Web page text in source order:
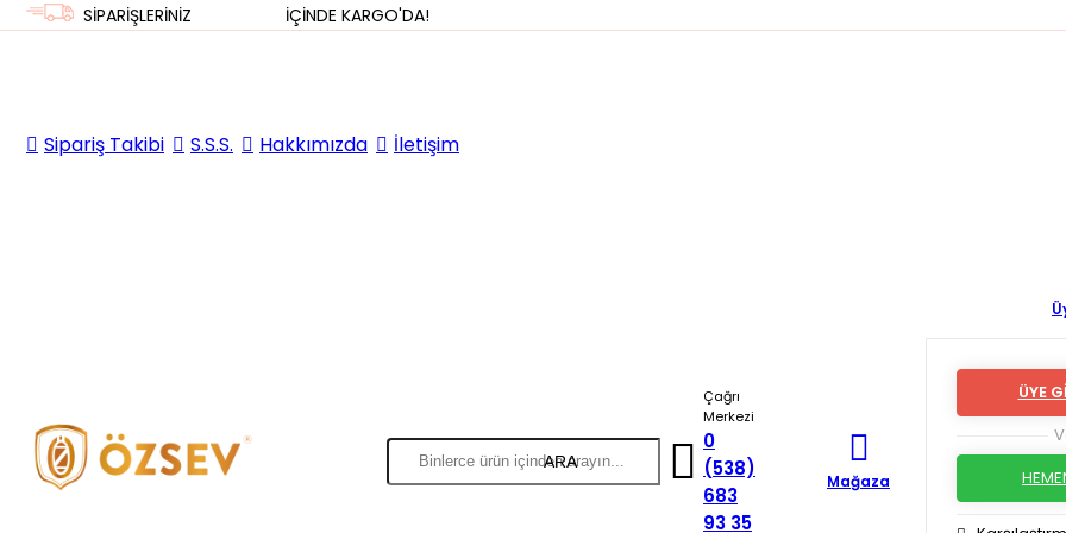
SİPARİŞLERİNİZ İÇİNDE KARGO'DA!
Sipariş Takibi S.S.S. Hakkımızda İletişim
ARA
Çağrı
Merkezi
0
(538)
683
93 35
Mağaza
ÜYE